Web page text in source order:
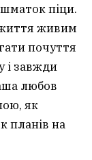
шматок піци.
життя живим
почуття
і завжди
любов
як
планів на